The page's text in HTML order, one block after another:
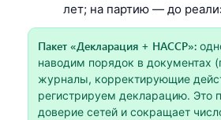
лет; на партию — до
Пакет «Декларация + HACCP»:
наводим порядок в документах
журналы, корректирующие
регистрируем декларацию. Это
доверие сетей и сокращает